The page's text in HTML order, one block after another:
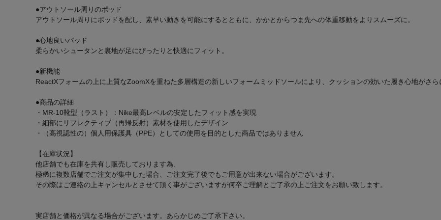
●アウトソール周りのポッド
アウトソール周りにポッドを配し、素早い動きを可能にするとともに、かかとからつま先への体重移動をよりスムーズに。
●心地良いパッド
柔らかいシュータンと裏地が足にぴったりと快適にフィット。
●新機能
ReactXフォームの上に上質なZoomXを重ねた多層構造の新しいフォームミッドソールにより、クッションの効いた履き心地がさら
●商品の詳細
・MR-10靴型（ラスト）：Nike最高レベルの安定したフィット感を実現
・細部にリフレクティブ（再帰反射）素材を使用したデザイン
・（高視認性の）個人用保護具（PPE）としての使用を目的とした商品ではありません
【在庫状況】
他店舗でも在庫を共有し販売しております為、
極稀に複数店舗でご注文が集中した場合、ご注文完了後でもご用意が出来ない場合がございます。
その際はご連絡の上キャンセルとさせて頂く事がございますが何卒ご理解とご了承の上ご注文をお願い致します。
実店舗と価格が異なる場合がございます。あらかじめご了承下さい。